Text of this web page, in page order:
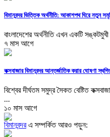
বিমানবন্দর ভিত্তিক অর্থনীতি: আকাশপথ ঘিরে নতুন
বাংলাদেশের অর্থনীতি এখন একটি
৭ মাস আগে
কক্সবাজার বিমানবন্দর আন্তর্জাতিক করার ঘোষণা
বিশ্বের দীর্ঘতম সমুদ্র সৈকত বেষ্টিত
...
১০ মাস আগে
বিমানবন্দরএ সম্পর্কিত আরও পড়ুন: